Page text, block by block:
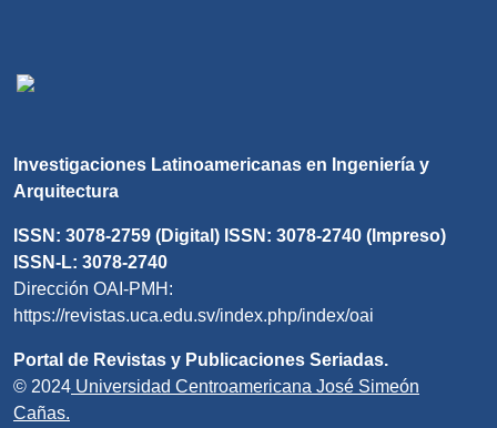
Investigaciones Latinoamericanas en Ingeniería y
Arquitectura
ISSN: 3078-2759 (Digital) ISSN: 3078-2740 (Impreso)
ISSN-L: 3078-2740
Dirección OAI-PMH:
https://revistas.uca.edu.sv/index.php/index/oai
Portal de Revistas y Publicaciones Seriadas.
© 2024 Universidad Centroamericana José Simeón
Cañas.